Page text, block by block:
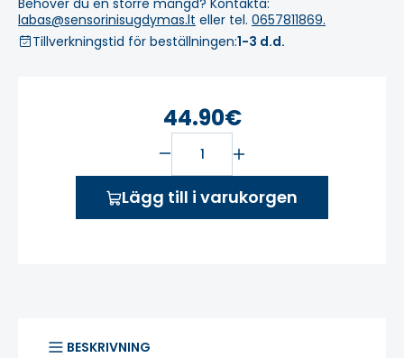
Behöver du en större mängd? Kontakta:
labas@sensorinisugdymas.lt eller tel. 0657811869.
Tillverkningstid för beställningen:1-3 d.d.
44.90€
Lägg till i varukorgen
BESKRIVNING